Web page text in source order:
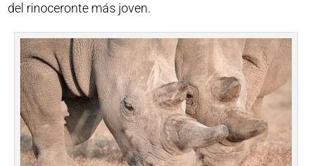
del rinoceronte más joven.